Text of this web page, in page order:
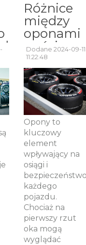
Różnice
między
oponami
a
ulicznymi:
co warto
wiedzieć?
Dodane 2024-09-11
11:22:48
Opony to
kluczowy
element
wpływający na
osiągi i
każdego
pojazdu.
Chociaż na
pierwszy rzut
oka mogą
wyglądać